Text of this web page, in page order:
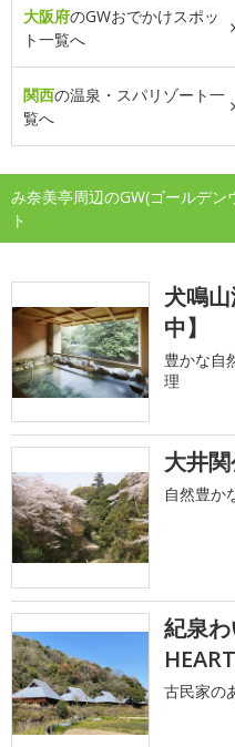
大阪府のGWおでかけスポッ
ト一覧へ
関西の温泉・スパリゾート一
覧へ
み奈美亭周辺のGW(ゴールデ
ト
犬鳴
中】
豊かな自
理
大井
自然豊か
紀泉
古民家の